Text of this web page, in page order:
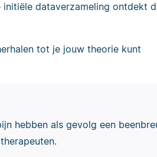
dataverzameling ontdekt
tot je jouw theorie kunt
hebben als gevolg een